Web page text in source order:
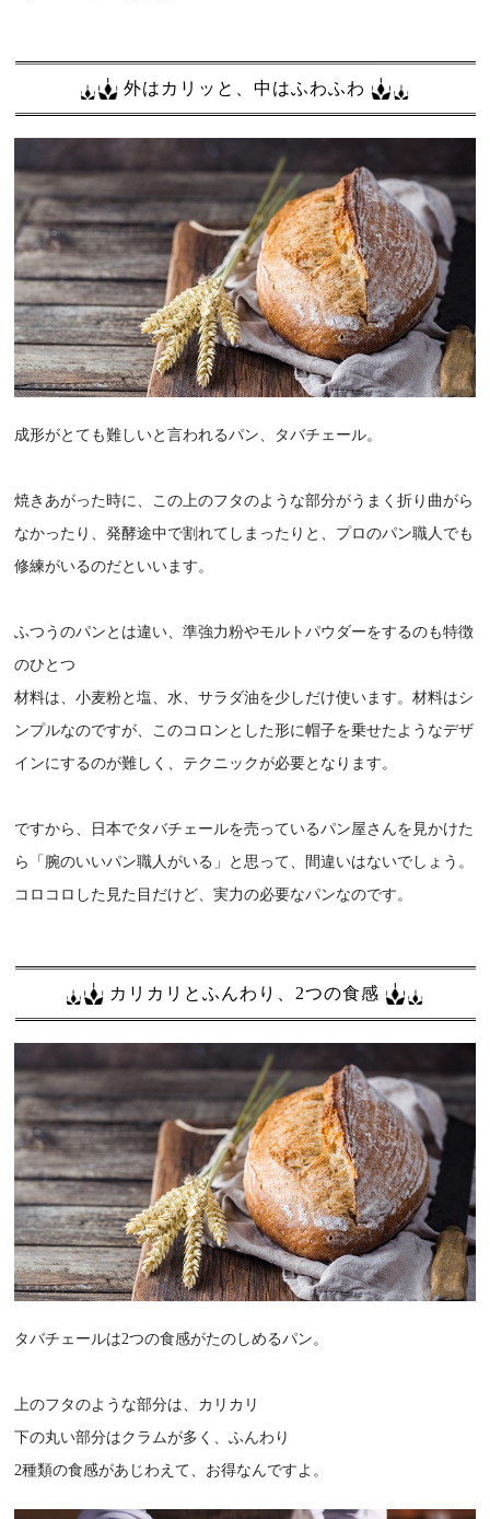
外はカリッと、中はふわふわ
成形がとても難しいと言われるパン、タバチェール。
焼きあがった時に、この上のフタのような部分がうまく折り曲がら
なかったり、発酵途中で割れてしまったりと、プロのパン職人でも
修練がいるのだといいます。
ふつうのパンとは違い、準強力粉やモルトパウダーをするのも特徴
のひとつ
材料は、小麦粉と塩、水、サラダ油を少しだけ使います。材料はシ
ンプルなのですが、このコロンとした形に帽子を乗せたようなデザ
インにするのが難しく、テクニックが必要となります。
ですから、日本でタバチェールを売っているパン屋さんを見かけた
ら「腕のいいパン職人がいる」と思って、間違いはないでしょう。
コロコロした見た目だけど、実力の必要なパンなのです。
カリカリとふんわり、2つの食感
タバチェールは2つの食感がたのしめるパン。
上のフタのような部分は、カリカリ
下の丸い部分はクラムが多く、ふんわり
2種類の食感があじわえて、お得なんですよ。